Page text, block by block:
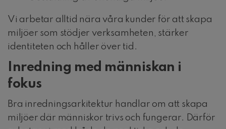
Vi arbetar alltid nära våra kunder för att skapa
miljöer som stödjer verksamheten, stärker
identiteten och håller över tid.
Inredning med människan i
fokus
Bra inredningsarkitektur handlar om att skapa
miljöer där människor trivs och fungerar. Därför